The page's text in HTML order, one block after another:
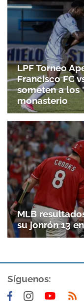
LPF Torneo
Francisco FC
someten a los
monasterio
MLB
su jonrón 13
Síguenos: